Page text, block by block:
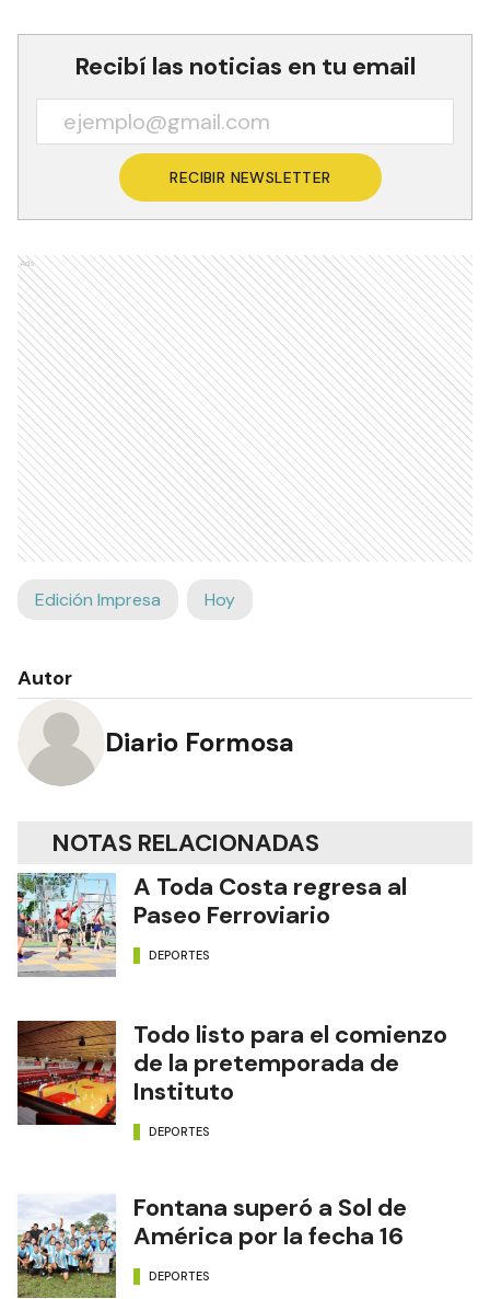
Recibí las noticias en tu email
RECIBIR NEWSLETTER
Ads
Edición Impresa Hoy
Autor
Diario Formosa
NOTAS RELACIONADAS
A Toda Costa regresa al
Paseo Ferroviario
DEPORTES
Todo listo para el comienzo
de la pretemporada de
Instituto
DEPORTES
Fontana superó a Sol de
América por la fecha 16
DEPORTES